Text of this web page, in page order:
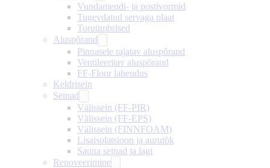
Vundamendi- ja postivormid
Tugevdatud servaga plaat
Toruümbrised
Aluspõrand
Pinnasele rajatav aluspõrand
Ventileeritav aluspõrand
FF-Floor lahendus
Keldrisein
Seinad
Välissein (FF-PIR)
Välissein (FF-EPS)
Välissein (FINNFOAM)
Lisaisolatsioon ja aurutõk
Sauna seinad ja lagi
Renoveerimine